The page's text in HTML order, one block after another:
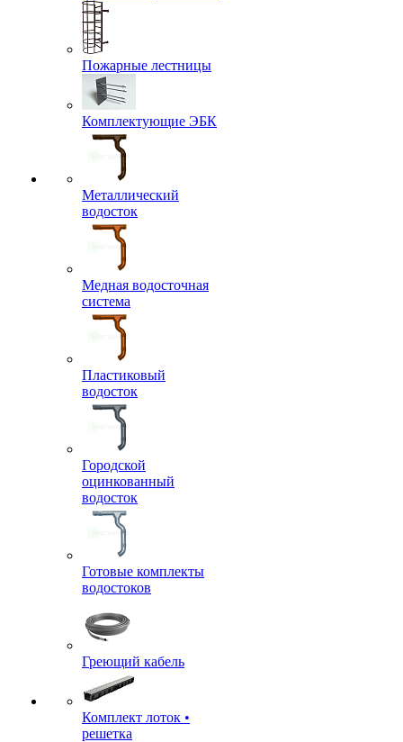
Пожарные лестницы
Комплектующие ЭБК
Металлический
водосток
Медная водосточная
система
Пластиковый
водосток
Городской
оцинкованный
водосток
Готовые комплекты
водостоков
Греющий кабель
Комплект лоток •
решетка